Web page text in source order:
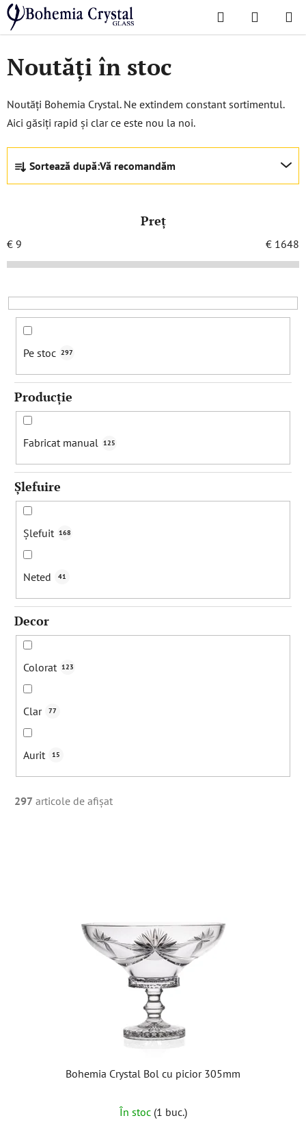
Treci
conținut
Căutare
DE
Acasă
/ Colecții populare Noutăți în stoc
Noutăți în stoc
Noutăți Bohemia Crystal. Ne extindem constant sortimentul.
Aici găsiți rapid și clar ce este nou la noi.
S
l
t
a
e
a
d
u
u
Sortează după:Vă recomandăm
Preţ
€ 9 € 1648
Pe stoc 297
Producție
Fabricat manual 125
Șlefuire
Șlefuit 168
Neted 41
Decor
Colorat 123
Clar 77
Aurit 15
297 articole de afişat
Bohemia Crystal Bol cu picior 305mm
medie
În stoc (1 buc.)